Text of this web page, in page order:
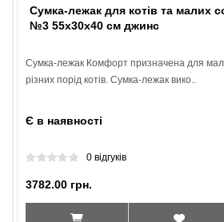
Сумка-лежак для котів та малих
№3 55х30х40 см джинс
Сумка-лежак Комфорт призначена для
різних порід котів. Сумка-лежак вико..
Є в наявності
0 відгуків
3782.00 грн.